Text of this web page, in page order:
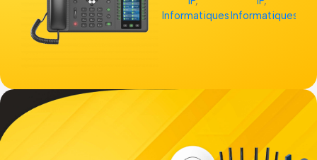
InformatiquesInformatiques